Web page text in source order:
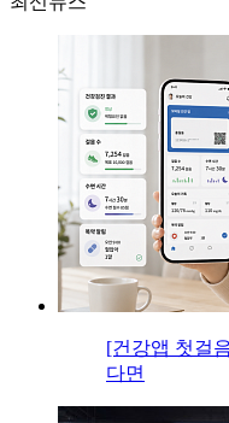
[건강앱 첫걸
다면